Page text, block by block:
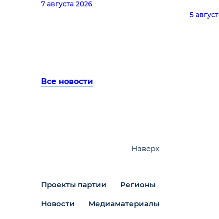
7 августа 2026
5
Все новости
Проекты партии Регионы
Новости Медиаматериалы
Наверх